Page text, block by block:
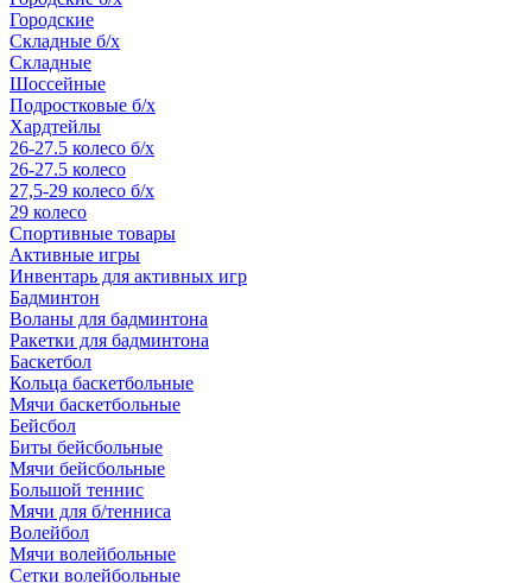
Городские
Складные б/х
Складные
Шоссейные
Подростковые б/х
Хардтейлы
26-27.5 колесо б/х
26-27.5 колесо
27,5-29 колесо б/х
29 колесо
Спортивные товары
Активные игры
Инвентарь для активных игр
Бадминтон
Воланы для бадминтона
Ракетки для бадминтона
Баскетбол
Кольца баскетбольные
Мячи баскетбольные
Бейсбол
Биты бейсбольные
Мячи бейсбольные
Большой теннис
Мячи для б/тенниса
Волейбол
Мячи волейбольные
Сетки волейбольные